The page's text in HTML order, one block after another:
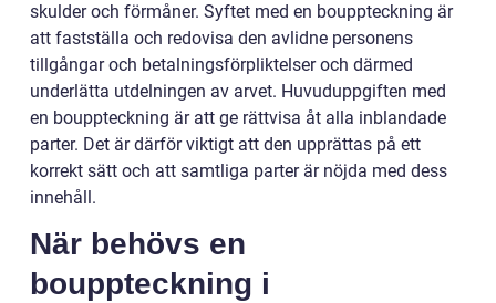
skulder och förmåner. Syftet med en bouppteckning är
att fastställa och redovisa den avlidne personens
tillgångar och betalningsförpliktelser och därmed
underlätta utdelningen av arvet. Huvuduppgiften med
en bouppteckning är att ge rättvisa åt alla inblandade
parter. Det är därför viktigt att den upprättas på ett
korrekt sätt och att samtliga parter är nöjda med dess
innehåll.
När behövs en
bouppteckning i